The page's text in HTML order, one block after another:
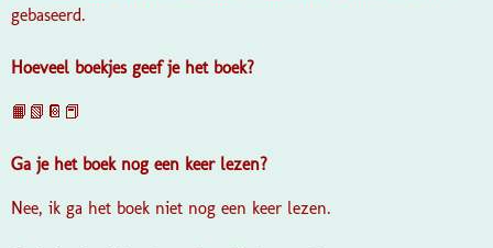
gebaseerd.
Hoeveel boekjes geef je het boek?
📙📗📔📕
Ga je het boek nog een keer lezen?
Nee, ik ga het boek niet nog een keer lezen.